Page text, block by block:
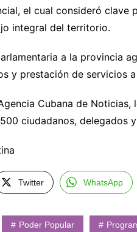
el cual consideró clave
integral del territorio.
a la provincia
y prestación de servicios
Cubana de
ciudadanos, delegados
Twitter WhatsApp
Poder Popular